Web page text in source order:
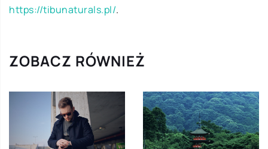
https://tibunaturals.pl/.
ZOBACZ RÓWNIEŻ